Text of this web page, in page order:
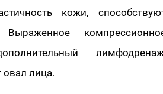
кожи,
овал лица.